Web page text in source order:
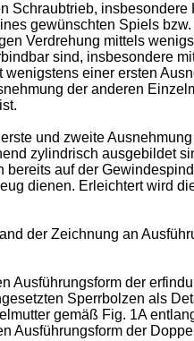
Schraubtrieb,
gewünschten Spiels
Verdrehung mittels
sind, insbesondere
einer ersten
der anderen
und zweite
zylindrisch ausgebildet
auf der
dienen. Erleichtert wird
der Zeichnung an
Ausführungsform der
Sperrbolzen als
gemäß Fig. 1A
Ausführungsform der